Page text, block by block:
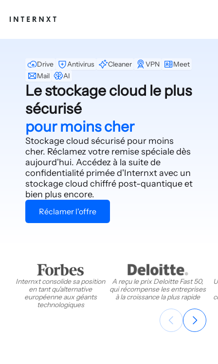
Drive Antivirus Cleaner VPN
Meet
Mail
AI
Le stockage cloud le plus
sécurisé
pour moins cher
Stockage cloud sécurisé pour moins
cher. Réclamez votre remise spéciale dès
aujourd'hui. Accédez à la suite de
confidentialité primée d'Internxt avec un
stockage cloud chiffré post-quantique et
bien plus encore.
Réclamer l'offre
Internxt consolide sa position
en tant qu'alternative
européenne aux géants
technologiques
A reçu le prix Deloitte Fast 50,
qui récompense les entreprises
à la croissance la plus rapide